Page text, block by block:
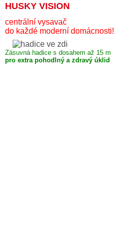
HUSKY VISION
centrální vysavač
do každé moderní domácnosti!
Zásuvná hadice s dosahem až 15 m
pro extra pohodlný a zdravý úklid